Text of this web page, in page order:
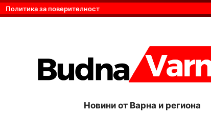
Политика за поверителност
Новини от Варна и региона